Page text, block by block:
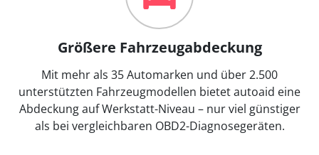
Größere Fahrzeugabdeckung
Mit mehr als 35 Automarken und über 2.500
unterstützten Fahrzeugmodellen bietet autoaid eine
Abdeckung auf Werkstatt-Niveau – nur viel günstiger
als bei vergleichbaren OBD2-Diagnosegeräten.